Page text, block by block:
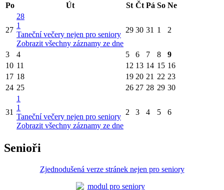
Po
Út St Čt Pá So Ne
27
28
1
Taneční večery nejen pro seniory
Zobrazit všechny záznamy ze dne
29 30 31 1 2
3 4 5 6 7 8
9
10 11 12 13 14 15 16
17 18 19 20 21 22 23
24 25 26 27 28 29 30
31
1
1
Taneční večery nejen pro seniory
Zobrazit všechny záznamy ze dne
2 3 4 5 6
Senioři
Zjednodušená verze stránek nejen pro seniory